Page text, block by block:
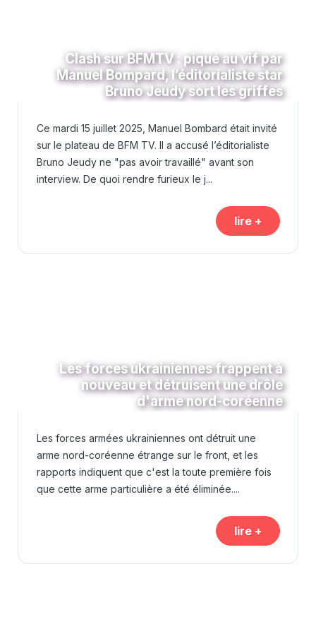
Clash sur BFMTV : piqué au vif par
Manuel Bompard, l’éditorialiste star
Bruno Jeudy sort les griffes
Ce mardi 15 juillet 2025, Manuel Bombard était invité
sur le plateau de BFM TV. Il a accusé l’éditorialiste
Bruno Jeudy ne "pas avoir travaillé" avant son
interview. De quoi rendre furieux le j...
lire +
Les forces ukrainiennes frappent à
nouveau et détruisent une drôle
d'arme nord-coréenne
Les forces armées ukrainiennes ont détruit une
arme nord-coréenne étrange sur le front, et les
rapports indiquent que c'est la toute première fois
que cette arme particulière a été éliminée....
lire +